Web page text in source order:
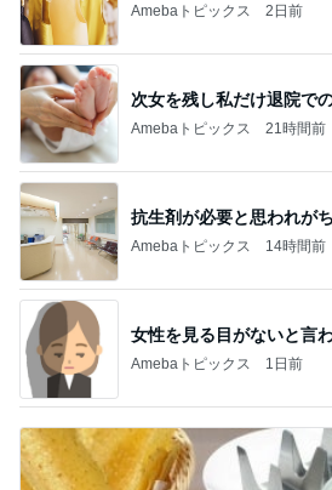
Amebaトピックス 2日前
次女を残し私だけ退院で
Amebaトピックス 21時間前
抗生剤が必要と思われが
Amebaトピックス 14時間前
女性を見る目がないと言
Amebaトピックス 1日前